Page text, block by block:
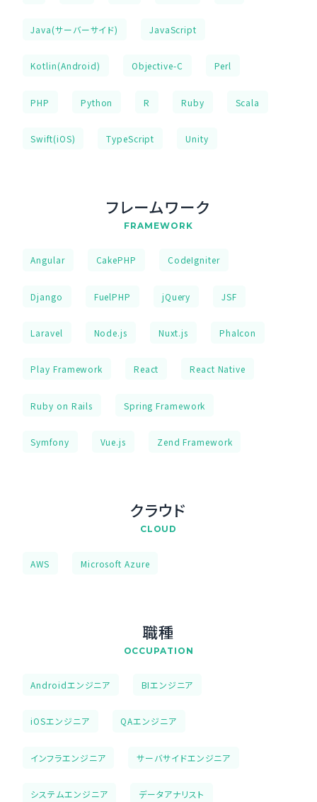
Java(サーバーサイド) JavaScript
Kotlin(Android) Objective-C Perl
PHP Python R Ruby Scala
Swift(iOS) TypeScript Unity
フレームワーク
FRAMEWORK
Angular CakePHP CodeIgniter
Django FuelPHP jQuery JSF
Laravel Node.js Nuxt.js Phalcon
Play Framework React React Native
Ruby on Rails Spring Framework
Symfony Vue.js Zend Framework
クラウド
CLOUD
AWS Microsoft Azure
職種
OCCUPATION
Androidエンジニア BIエンジニア
iOSエンジニア QAエンジニア
インフラエンジニア サーバサイドエンジニア
システムエンジニア データアナリスト